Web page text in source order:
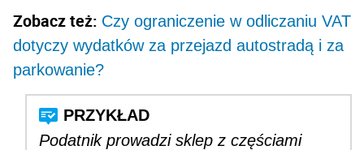
Zobacz też: Czy ograniczenie w odliczaniu VAT
dotyczy wydatków za przejazd autostradą i za
parkowanie?
Podatnik prowadzi sklep z częściami